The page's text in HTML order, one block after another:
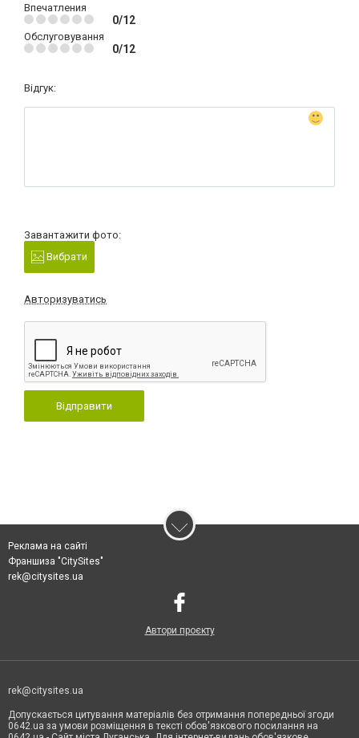
Впечатления
0/12
Обслуговування
0/12
Відгук:
Завантажити фото:
Вибрати
Авторизуватись
Відправити
Реклама на сайті
Франшиза "CitySites"
rek@citysites.ua
Автори проєкту
rek@citysites.ua
Допускається цитування матеріалів без отримання попередньої згоди
0642.ua за умови розміщення в тексті обов'язкового посилання на